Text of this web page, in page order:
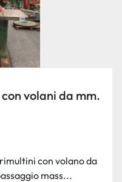
volani da mm.
con volano da
mass...